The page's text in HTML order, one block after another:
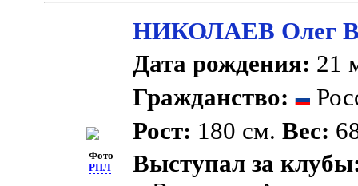
Фото
РПЛ
НИКОЛАЕВ Олег
Дата рождения: 21
Гражданство:
Рост: 180 см.Вес:
Выступал за